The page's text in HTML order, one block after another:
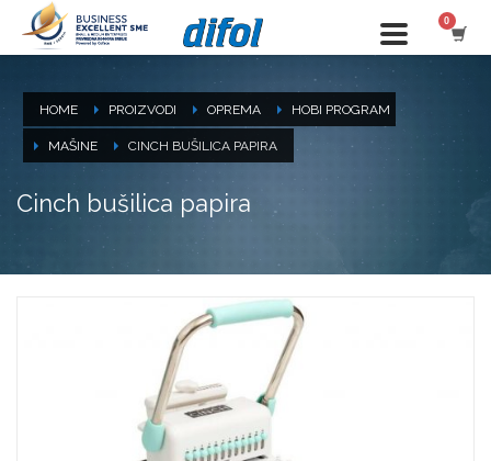
HOME PROIZVODI OPREMA HOBI PROGRAM
MAŠINE CINCH BUŠILICA PAPIRA
Cinch bušilica papira